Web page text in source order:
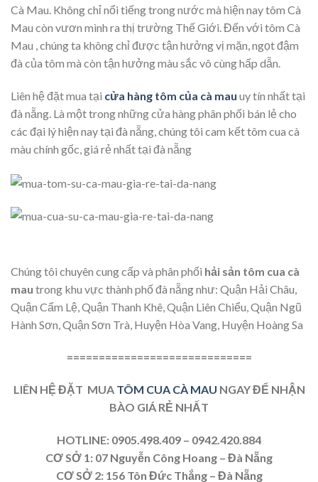
Cà Mau. Không chỉ nổi tiếng trong nước mà hiện nay tôm Cà
Mau còn vươn mình ra thị trường Thế Giới. Đến với tôm Cà
Mau , chúng ta không chỉ được tận hưởng vị mặn, ngọt đậm
đà của tôm mà còn tận hưởng màu sắc vô cùng hấp dẫn.
Liên hệ đặt mua tại cửa hàng tôm của cà mau uy tín nhất tại
đà nẵng. Là một trong những cửa hàng phân phối bán lẻ cho
các đại lý hiện nay tại đà nẵng, chúng tôi cam kết tôm cua cà
màu chính gốc, giá rẻ nhất tại đà nẵng
Chúng tôi chuyên cung cấp và phân phối hải sản tôm cua cà
mau trong khu vực thành phố đà nẵng như: Quận Hải Châu,
Quận Cẩm Lệ, Quận Thanh Khê, Quận Liên Chiểu, Quận Ngũ
Hành Sơn, Quận Sơn Trà, Huyện Hòa Vang, Huyện Hoàng Sa
=============================
LIÊN HỆ ĐẶT MUA TÔM CUA CÀ MAU NGAY ĐỂ NHẬN
BÀO GIÁ RẺ NHẤT
HOTLINE: 0905.498.409 – 0942.420.884
CƠ SỞ 1: 07 Nguyễn Công Hoang – Đà Nẵng
CƠ SỞ 2: 156 Tôn Đức Thắng – Đà Nẵng